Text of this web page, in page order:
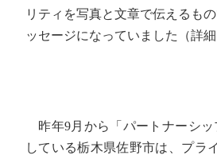
リティを写真と文章で伝えるも
ッセージになっていました（詳
昨年9月から「パートナーシッ
している栃木県佐野市は、プラ